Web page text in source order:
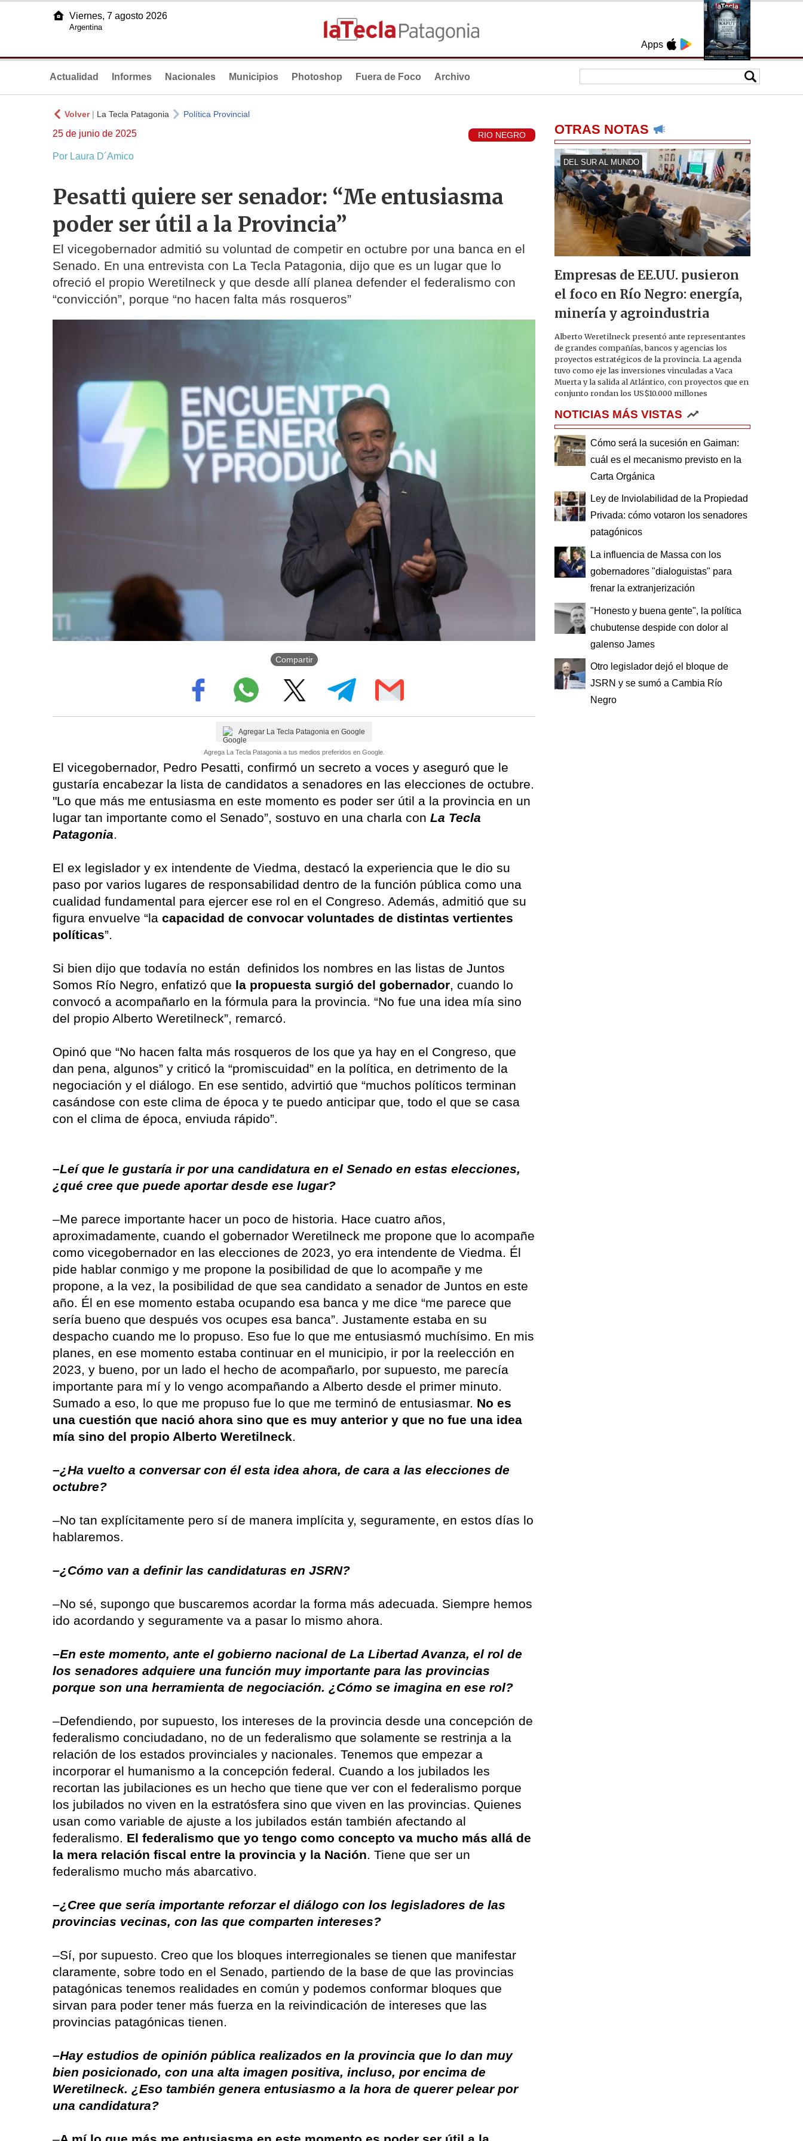
Apps
Viernes, 7 agosto 2026
Argentina
Actualidad Informes Nacionales Municipios Photoshop Fuera de Foco Archivo
Volver| La Tecla Patagonia Política Provincial
25 de junio de 2025 RIO NEGRO
Por Laura D´Amico
Pesatti quiere ser senador: “Me entusiasma
poder ser útil a la Provincia”
El vicegobernador admitió su voluntad de competir en octubre por una banca en el
Senado. En una entrevista con La Tecla Patagonia, dijo que es un lugar que lo
ofreció el propio Weretilneck y que desde allí planea defender el federalismo con
“convicción”, porque “no hacen falta más rosqueros”
Compartir
Agregar La Tecla Patagonia en Google
Agrega La Tecla Patagonia a tus medios preferidos en Google.
El vicegobernador, Pedro Pesatti, confirmó un secreto a voces y aseguró que le
gustaría encabezar la lista de candidatos a senadores en las elecciones de octubre.
"Lo que más me entusiasma en este momento es poder ser útil a la provincia en un
lugar tan importante como el Senado”, sostuvo en una charla con La Tecla
Patagonia.
El ex legislador y ex intendente de Viedma, destacó la experiencia que le dio su
paso por varios lugares de responsabilidad dentro de la función pública como una
cualidad fundamental para ejercer ese rol en el Congreso. Además, admitió que su
figura envuelve “la capacidad de convocar voluntades de distintas vertientes
políticas”.
Si bien dijo que todavía no están definidos los nombres en las listas de Juntos
Somos Río Negro, enfatizó que la propuesta surgió del gobernador, cuando lo
convocó a acompañarlo en la fórmula para la provincia. “No fue una idea mía sino
del propio Alberto Weretilneck”, remarcó.
Opinó que “No hacen falta más rosqueros de los que ya hay en el Congreso, que
dan pena, algunos” y criticó la “promiscuidad” en la política, en detrimento de la
negociación y el diálogo. En ese sentido, advirtió que “muchos políticos terminan
casándose con este clima de época y te puedo anticipar que, todo el que se casa
con el clima de época, enviuda rápido”.
–Leí que le gustaría ir por una candidatura en el Senado en estas elecciones,
¿qué cree que puede aportar desde ese lugar?
–Me parece importante hacer un poco de historia. Hace cuatro años,
aproximadamente, cuando el gobernador Weretilneck me propone que lo acompañe
como vicegobernador en las elecciones de 2023, yo era intendente de Viedma. Él
pide hablar conmigo y me propone la posibilidad de que lo acompañe y me
propone, a la vez, la posibilidad de que sea candidato a senador de Juntos en este
año. Él en ese momento estaba ocupando esa banca y me dice “me parece que
sería bueno que después vos ocupes esa banca”. Justamente estaba en su
despacho cuando me lo propuso. Eso fue lo que me entusiasmó muchísimo. En mis
planes, en ese momento estaba continuar en el municipio, ir por la reelección en
2023, y bueno, por un lado el hecho de acompañarlo, por supuesto, me parecía
importante para mí y lo vengo acompañando a Alberto desde el primer minuto.
Sumado a eso, lo que me propuso fue lo que me terminó de entusiasmar. No es
una cuestión que nació ahora sino que es muy anterior y que no fue una idea
mía sino del propio Alberto Weretilneck.
–¿Ha vuelto a conversar con él esta idea ahora, de cara a las elecciones de
octubre?
–No tan explícitamente pero sí de manera implícita y, seguramente, en estos días lo
hablaremos.
–¿Cómo van a definir las candidaturas en JSRN?
–No sé, supongo que buscaremos acordar la forma más adecuada. Siempre hemos
ido acordando y seguramente va a pasar lo mismo ahora.
–En este momento, ante el gobierno nacional de La Libertad Avanza, el rol de
los senadores adquiere una función muy importante para las provincias
porque son una herramienta de negociación. ¿Cómo se imagina en ese rol?
–Defendiendo, por supuesto, los intereses de la provincia desde una concepción de
federalismo conciudadano, no de un federalismo que solamente se restrinja a la
relación de los estados provinciales y nacionales. Tenemos que empezar a
incorporar el humanismo a la concepción federal. Cuando a los jubilados les
recortan las jubilaciones es un hecho que tiene que ver con el federalismo porque
los jubilados no viven en la estratósfera sino que viven en las provincias. Quienes
usan como variable de ajuste a los jubilados están también afectando al
federalismo. El federalismo que yo tengo como concepto va mucho más allá de
la mera relación fiscal entre la provincia y la Nación. Tiene que ser un
federalismo mucho más abarcativo.
–¿Cree que sería importante reforzar el diálogo con los legisladores de las
provincias vecinas, con las que comparten intereses?
–Sí, por supuesto. Creo que los bloques interregionales se tienen que manifestar
claramente, sobre todo en el Senado, partiendo de la base de que las provincias
patagónicas tenemos realidades en común y podemos conformar bloques que
sirvan para poder tener más fuerza en la reivindicación de intereses que las
provincias patagónicas tienen.
–Hay estudios de opinión pública realizados en la provincia que lo dan muy
bien posicionado, con una alta imagen positiva, incluso, por encima de
Weretilneck. ¿Eso también genera entusiasmo a la hora de querer pelear por
una candidatura?
OTRAS NOTAS
DEL SUR AL MUNDO
Empresas de EE.UU. pusieron
el foco en Río Negro: energía,
minería y agroindustria
Alberto Weretilneck presentó ante representantes
de grandes compañías, bancos y agencias los
proyectos estratégicos de la provincia. La agenda
tuvo como eje las inversiones vinculadas a Vaca
Muerta y la salida al Atlántico, con proyectos que en
conjunto rondan los US$10.000 millones
NOTICIAS MÁS VISTAS
Cómo será la sucesión en Gaiman:
cuál es el mecanismo previsto en la
Carta Orgánica
Ley de Inviolabilidad de la Propiedad
Privada: cómo votaron los senadores
patagónicos
La influencia de Massa con los
gobernadores "dialoguistas" para
frenar la extranjerización
"Honesto y buena gente", la política
chubutense despide con dolor al
galenso James
Otro legislador dejó el bloque de
JSRN y se sumó a Cambia Río
Negro